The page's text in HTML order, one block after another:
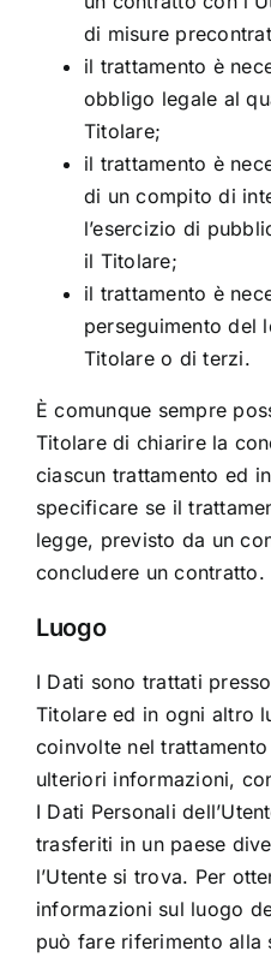
di misure
il trattamento è
obbligo legale al
Titolare;
il trattamento è
di un compito di
l’esercizio di
il Titolare;
il trattamento è
perseguimento del
Titolare o di terzi.
È comunque sempre
Titolare di chiarire la
ciascun trattamento ed
specificare se il
legge, previsto da un
concludere un contratto.
Luogo
I Dati sono trattati
Titolare ed in ogni altro
coinvolte nel
ulteriori informazioni,
I Dati Personali
trasferiti in un paese
l’Utente si trova. Per
informazioni sul luogo
può fare riferimento alla